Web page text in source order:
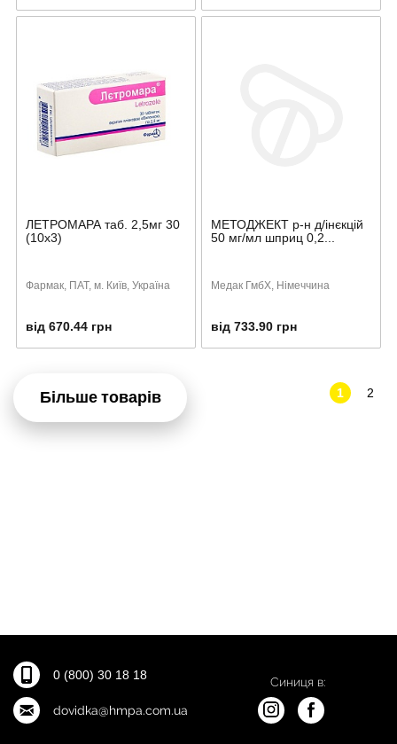
ЛЕТРОМАРА таб. 2,5мг 30
(10х3)
Фармак, ПАТ, м. Київ, Україна
від 670.44 грн
МЕТОДЖЕКТ р-н д/інєкцій
50 мг/мл шприц 0,2...
Медак ГмбХ, Німеччина
від 733.90 грн
Більше товарів 1 2
0 (800) 30 18 18
dovidka@hmpa.com.ua
Синиця в: